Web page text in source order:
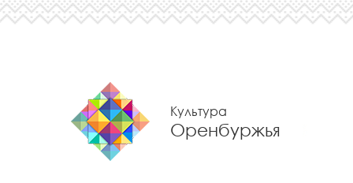
Культура
Оренбуржья